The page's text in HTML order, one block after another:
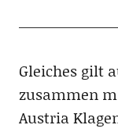
Gleiches gilt
zusammen
Austria